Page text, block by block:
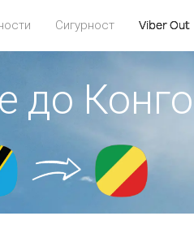
Сигурност Viber Out
до